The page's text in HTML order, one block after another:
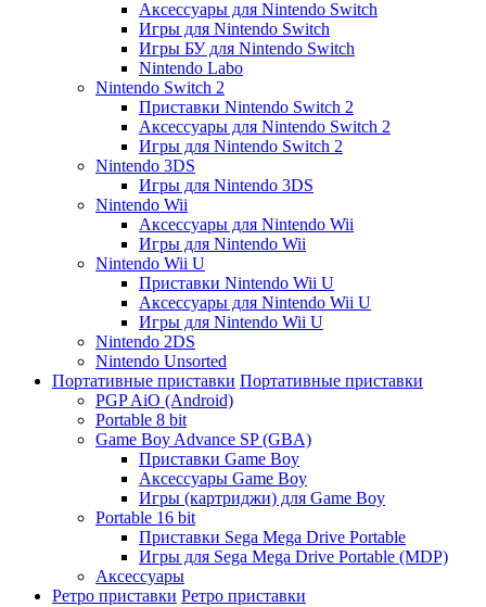
Аксессуары для Nintendo Switch
Игры для Nintendo Switch
Игры БУ для Nintendo Switch
Nintendo Labo
Nintendo Switch 2
Приставки Nintendo Switch 2
Аксессуары для Nintendo Switch 2
Игры для Nintendo Switch 2
Nintendo 3DS
Игры для Nintendo 3DS
Nintendo Wii
Аксессуары для Nintendo Wii
Игры для Nintendo Wii
Nintendo Wii U
Приставки Nintendo Wii U
Аксессуары для Nintendo Wii U
Игры для Nintendo Wii U
Nintendo 2DS
Nintendo Unsorted
Портативные приставки Портативные приставки
PGP AiO (Android)
Portable 8 bit
Game Boy Advance SP (GBA)
Приставки Game Boy
Аксессуары Game Boy
Игры (картриджи) для Game Boy
Portable 16 bit
Приставки Sega Mega Drive Portable
Игры для Sega Mega Drive Portable (MDP)
Аксессуары
Ретро приставки Ретро приставки